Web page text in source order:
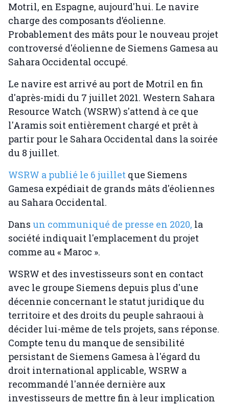
Motril, en Espagne, aujourd'hui. Le navire
charge des composants d’éolienne.
Probablement des mâts pour le nouveau projet
controversé d'éolienne de Siemens Gamesa au
Sahara Occidental occupé.
Le navire est arrivé au port de Motril en fin
d'après-midi du 7 juillet 2021. Western Sahara
Resource Watch (WSRW) s'attend à ce que
l'Aramis soit entièrement chargé et prêt à
partir pour le Sahara Occidental dans la soirée
du 8 juillet.
WSRW a publié le 6 juillet que Siemens
Gamesa expédiait de grands mâts d'éoliennes
au Sahara Occidental.
Dans un communiqué de presse en 2020, la
société indiquait l'emplacement du projet
comme au « Maroc ».
WSRW et des investisseurs sont en contact
avec le groupe Siemens depuis plus d'une
décennie concernant le statut juridique du
territoire et des droits du peuple sahraoui à
décider lui-même de tels projets, sans réponse.
Compte tenu du manque de sensibilité
persistant de Siemens Gamesa à l'égard du
droit international applicable, WSRW a
recommandé l'année dernière aux
investisseurs de mettre fin à leur implication